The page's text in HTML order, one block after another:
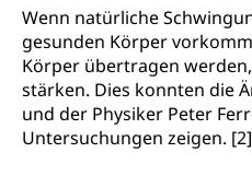
Wenn natürliche
gesunden Körper
Körper übertragen
stärken. Dies konnten die
und der Physiker Peter
Untersuchungen zeigen. [2]